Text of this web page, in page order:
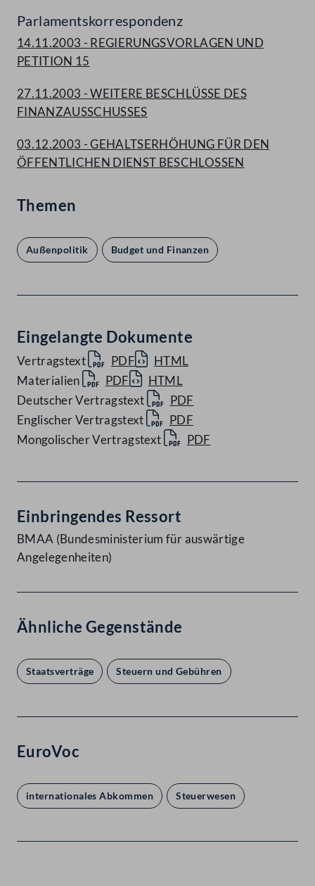
Parlamentskorrespondenz
14.11.2003 - REGIERUNGSVORLAGEN UND
PETITION 15
27.11.2003 - WEITERE BESCHLÜSSE DES
FINANZAUSSCHUSSES
03.12.2003 - GEHALTSERHÖHUNG FÜR DEN
ÖFFENTLICHEN DIENST BESCHLOSSEN
Themen
Außenpolitik Budget und Finanzen
Eingelangte Dokumente
Vertragstext PDF
HTML
Materialien
PDF
HTML
Deutscher Vertragstext
PDF
Englischer Vertragstext
PDF
Mongolischer Vertragstext
PDF
Einbringendes Ressort
BMAA (Bundesministerium für auswärtige
Angelegenheiten)
Ähnliche Gegenstände
Staatsverträge Steuern und Gebühren
EuroVoc
internationales Abkommen Steuerwesen